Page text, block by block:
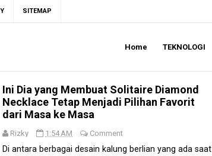
SITEMAP
Home TEKNOLOGI
Ini Dia yang Membuat Solitaire Diamond
Necklace Tetap Menjadi Pilihan Favorit
dari Masa ke Masa
Rizky 1:54 AM Comment
Di antara berbagai desain kalung berlian yang ada saat